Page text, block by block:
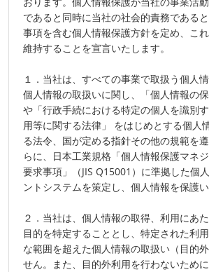
であると同時に当社の社会的責務である
事項を含む個人情報保護方針を定め、これ
維持することを宣言いたします。
１．当社は、すべての事業で取扱う個人
個人情報の取扱いに関し、「個人情報の保
や「行政手続における特定の個人を識別
用等に関する法律」 をはじめとする個人
る法令、国が定める指針その他の規範を
らに、日本工業規格「個人情報保護マネ
要求事項」（JIS Q15001）に準拠した個
ントシステムを策定し、個人情報を保護い
２．当社は、個人情報の取得、利用にあ
目的を特定することとし、特定された利
な範囲を超えた個人情報の取扱い（目的
せん。また、目的外利用を行わないため